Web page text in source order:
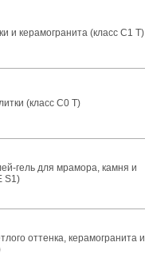
и керамогранита (класс С1 Т)
(класс С0 Т)
гель для мрамора, камня и
S1)
оттенка, керамогранита и